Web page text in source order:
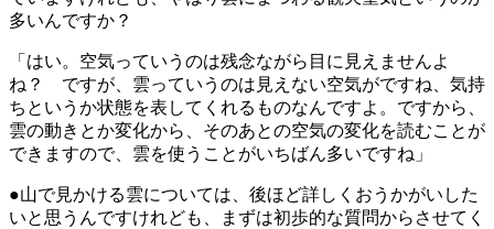
多いんですか？
「はい。空気っていうのは残念ながら目に見えませんよ
ね？ ですが、雲っていうのは見えない空気がですね、気持
ちというか状態を表してくれるものなんですよ。ですから、
雲の動きとか変化から、そのあとの空気の変化を読むことが
できますので、雲を使うことがいちばん多いですね」
●山で見かける雲については、後ほど詳しくおうかがいした
いと思うんですけれども、まずは初歩的な質問からさせてく